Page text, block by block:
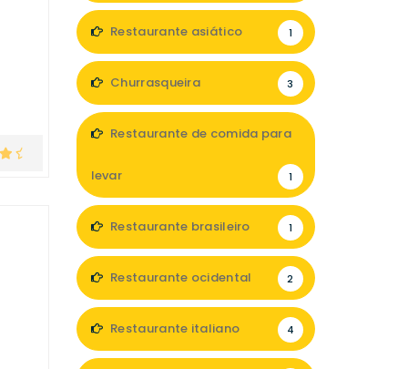
Restaurante asiático 1
Churrasqueira 3
Restaurante de comida para
levar 1
Restaurante brasileiro 1
Restaurante ocidental 2
Restaurante italiano 4